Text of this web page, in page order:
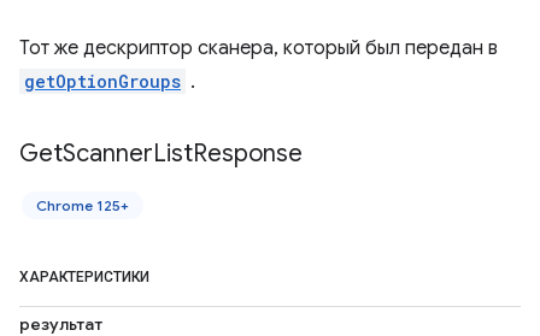
Тот же дескриптор сканера, который был передан в
getOptionGroups .
GetScannerListResponse
Chrome 125+
ХАРАКТЕРИСТИКИ
результат